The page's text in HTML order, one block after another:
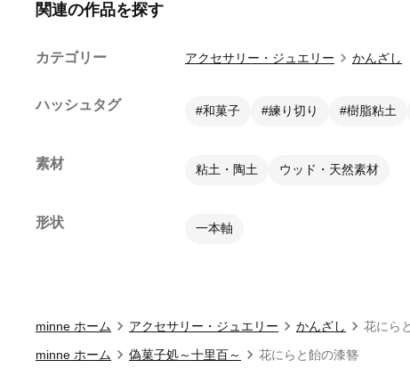
関連の作品を探す
カテゴリー アクセサリー・ジュエリー かんざし
ハッシュタグ #和菓子 #練り切り #樹脂粘土
素材 粘土・陶土 ウッド・天然素材
形状 一本軸
minne ホーム アクセサリー・ジュエリー かんざし
花にら
minne ホーム
偽菓子処～十里百～ 花にらと飴の漆簪